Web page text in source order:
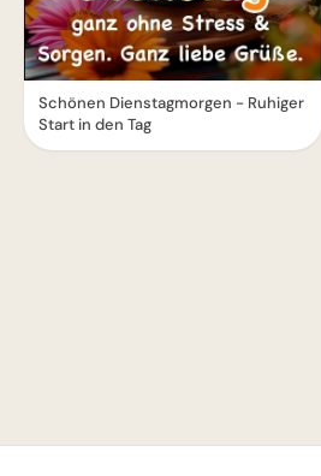
Schönen Dienstagmorgen - Ruhiger
Start in den Tag